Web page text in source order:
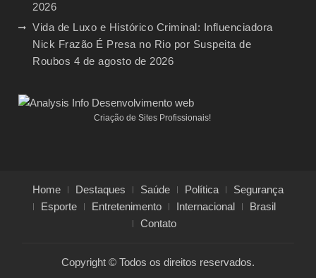
2026
Vida de Luxo e Histórico Criminal: Influenciadora
Nick Frazão É Presa no Rio por Suspeita de
Roubos 4 de agosto de 2026
Criação de Sites Profissionais!
Home Destaques Saúde Política
Segurança
Esporte
Entretenimento Internacional
Brasil
Contato
Copyright © Todos os direitos reservados.